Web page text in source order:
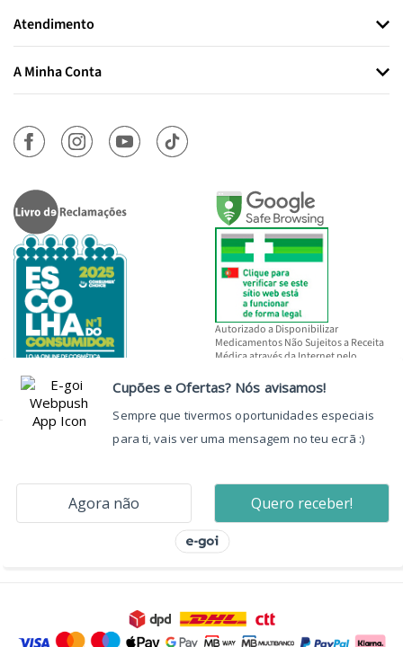
Atendimento
A Minha Conta
Autorizado a Disponibilizar
Medicamentos Não Sujeitos a Receita
Médica através da Internet pelo